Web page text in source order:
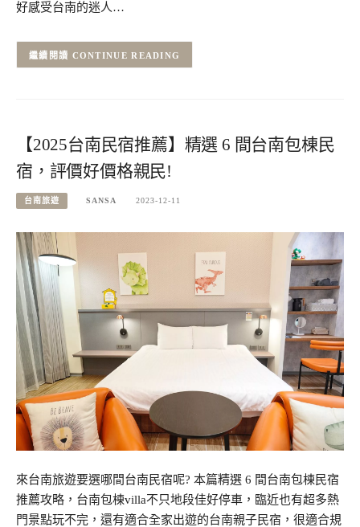
好感受台南的迷人…
CONTINUE READING
【2025台南民宿推薦】精選 6 間台南包棟民
宿，評價好價格親民!
台南旅遊 SANSA 2023-12-11
來台南旅遊要選哪間台南民宿呢? 本篇精選 6 間台南包棟民宿
推薦攻略，台南包棟villa不只地段佳好停車，臨近也有超多熱
門景點玩不完，還有適合全家出遊的台南親子民宿，很適合規